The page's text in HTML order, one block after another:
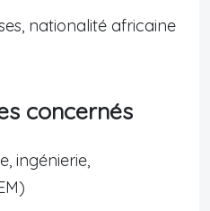
nationalité africaine
concernés
ingénierie,